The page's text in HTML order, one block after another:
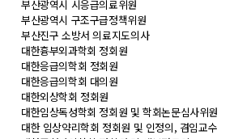
부산광역시 시응급의료위원
부산광역시 구조구급정책위원
부산진구 소방서 의료지도의사
대한흉부외과학회 정회원
대한응급의학회 정회원
대한응급의학회 대의원
대한외상학회 정회원
대한임상독성학회 정회원 및 학회논문심사위원
대한 임상약리학회 정회원 및 인정의, 겸임교수